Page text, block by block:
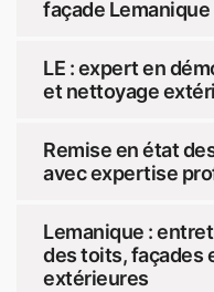
façade Lemanique
LE : expert en
et nettoyage
Remise en état
avec expertise
Lemanique :
des toits, façades
extérieures